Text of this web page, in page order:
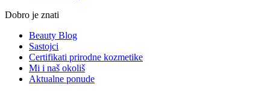
Dobro je znati
Beauty Blog
Sastojci
Certifikati prirodne kozmetike
Mi i naš okoliš
Aktualne ponude